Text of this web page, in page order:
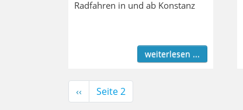
Radfahren in und ab Konstanz
weiterlesen ...
Seitennummerierung
Vorherige
Seite
‹‹ Seite 2